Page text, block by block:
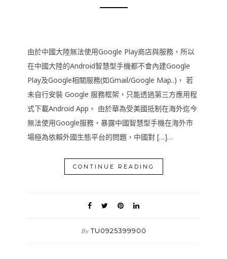
由於中國大陸無法使用Google Play商店與服務，所以
在中國大陸的Android智慧型手機都不會內建Google
Play及Google相關服務(如Gmail/Google Map..)， 若
未自行安裝 Google 服務框架，只能透過第三方應用程
式下載Android App。 由於華為受美國抵制在海外迄今
無法使用Google服務，暴露中國智慧型手機在海外市
場極為依賴外國生態平台的問題，中國對 […]…
CONTINUE READING
By TU0925399900